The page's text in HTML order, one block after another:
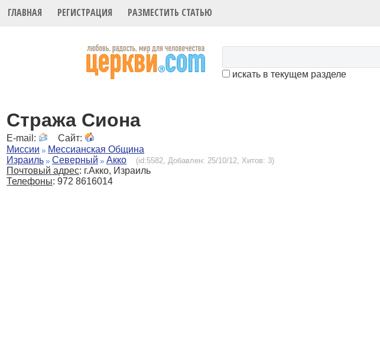
ГЛАВНАЯ РЕГИСТРАЦИЯ РАЗМЕСТИТЬ СТАТЬЮ
искать в текущем разделе
Стража Сиона
E-mail:
Сайт:
Миссии
Мессианская Община
Израиль
Северный Акко (id:5582, Добавлен: 25/10/12, Хитов: 3)
Почтовый адрес: г.Акко, Израиль
Телефоны: 972 8616014